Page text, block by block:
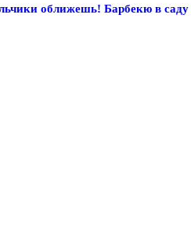
оближешь! Барбекю в саду